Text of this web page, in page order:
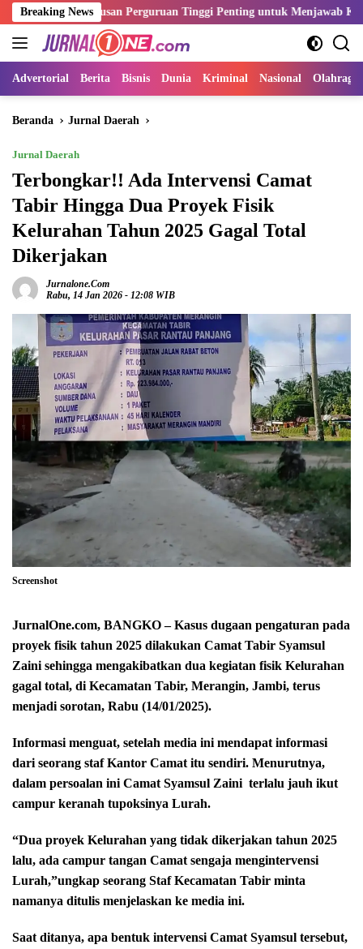
Langsung
ke
konten
Breaking News
Lulusan Perguruan Tinggi Penting untuk Menjawab Kebutuhan
Advertorial Berita Bisnis Dunia Kriminal Nasional Olahraga
Beranda Jurnal Daerah
Jurnal Daerah
Terbongkar!! Ada Intervensi Camat
Tabir Hingga Dua Proyek Fisik
Kelurahan Tahun 2025 Gagal Total
Dikerjakan
Jurnalone.com
Rabu, 14 Jan 2026 - 12:08 WIB
Screenshot
JurnalOne.com, BANGKO – Kasus dugaan pengaturan pada
proyek fisik tahun 2025 dilakukan Camat Tabir Syamsul
Zaini sehingga mengakibatkan dua kegiatan fisik Kelurahan
gagal total, di Kecamatan Tabir, Merangin, Jambi, terus
menjadi sorotan, Rabu (14/01/2025).
Informasi menguat, setelah media ini mendapat informasi
dari seorang staf Kantor Camat itu sendiri. Menurutnya,
dalam persoalan ini Camat Syamsul Zaini terlalu jauh ikut
campur keranah tupoksinya Lurah.
“Dua proyek Kelurahan yang tidak dikerjakan tahun 2025
lalu, ada campur tangan Camat sengaja mengintervensi
Lurah,”ungkap seorang Staf Kecamatan Tabir minta
namanya ditulis menjelaskan ke media ini.
Saat ditanya, apa bentuk intervensi Camat Syamsul tersebut,